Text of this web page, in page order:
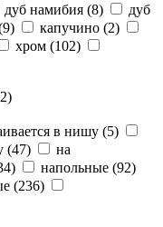
дуб намибия (8)
дуб
9) капучино (2)
хром (102)
)
в нишу (5)
(47)
на
) напольные (92)
(236)